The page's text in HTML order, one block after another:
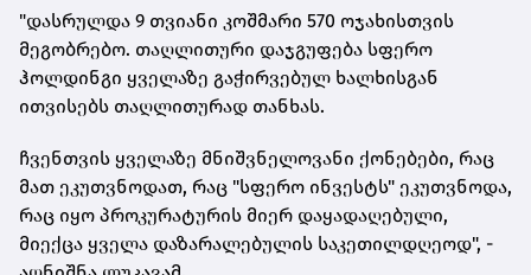
"დასრულდა 9 თვიანი კოშმარი 570 ოჯახისთვის
მეგობრებო. თაღლითური დაჯგუფება სფერო
ჰოლდინგი ყველაზე გაჭირვებულ ხალხისგან
ითვისებს თაღლითურად თანხას.
ჩვენთვის ყველაზე მნიშვნელოვანი ქონებები, რაც
მათ ეკუთვნოდათ, რაც "სფერო ინვესტს" ეკუთვნოდა,
რაც იყო პროკურატურის მიერ დაყადაღებული,
მიექცა ყველა დაზარალებულის საკეთილდღეოდ", -